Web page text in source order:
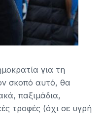
για τη
σκοπό αυτό, θα
παξιμάδια,
τροφές (όχι σε υγρή